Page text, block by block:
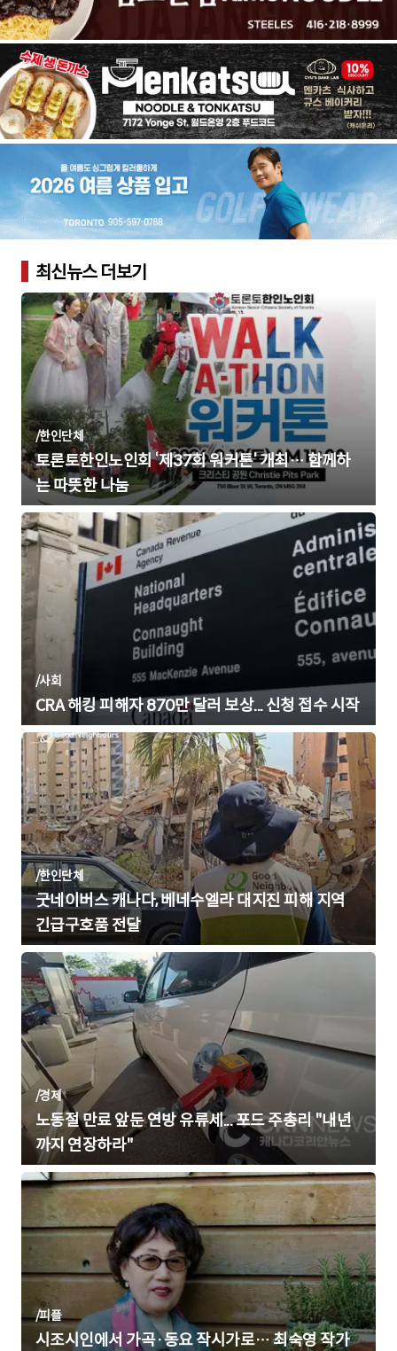
최신뉴스 더보기
/한인단체
토론토한인노인회 ‘제37회 워커톤’ 개최… 함께하
는 따뜻한 나눔
/사회
CRA 해킹 피해자 870만 달러 보상... 신청 접수 시작
/한인단체
굿네이버스 캐나다, 베네수엘라 대지진 피해 지역
긴급구호품 전달
/경제
노동절 만료 앞둔 연방 유류세... 포드 주총리 "내년
까지 연장하라"
/피플
시조시인에서 가곡·동요 작시가로… 최숙영 작가